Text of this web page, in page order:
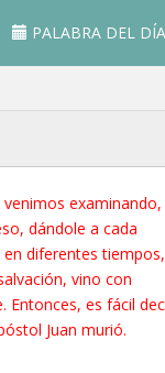
PALABRA DEL DÍA
examinando,
dándole a cada
diferentes tiempos,
vino con
Entonces, es fácil
Juan murió.